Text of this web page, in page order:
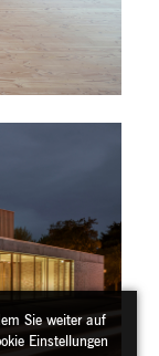
Sie weiter auf
Einstellungen